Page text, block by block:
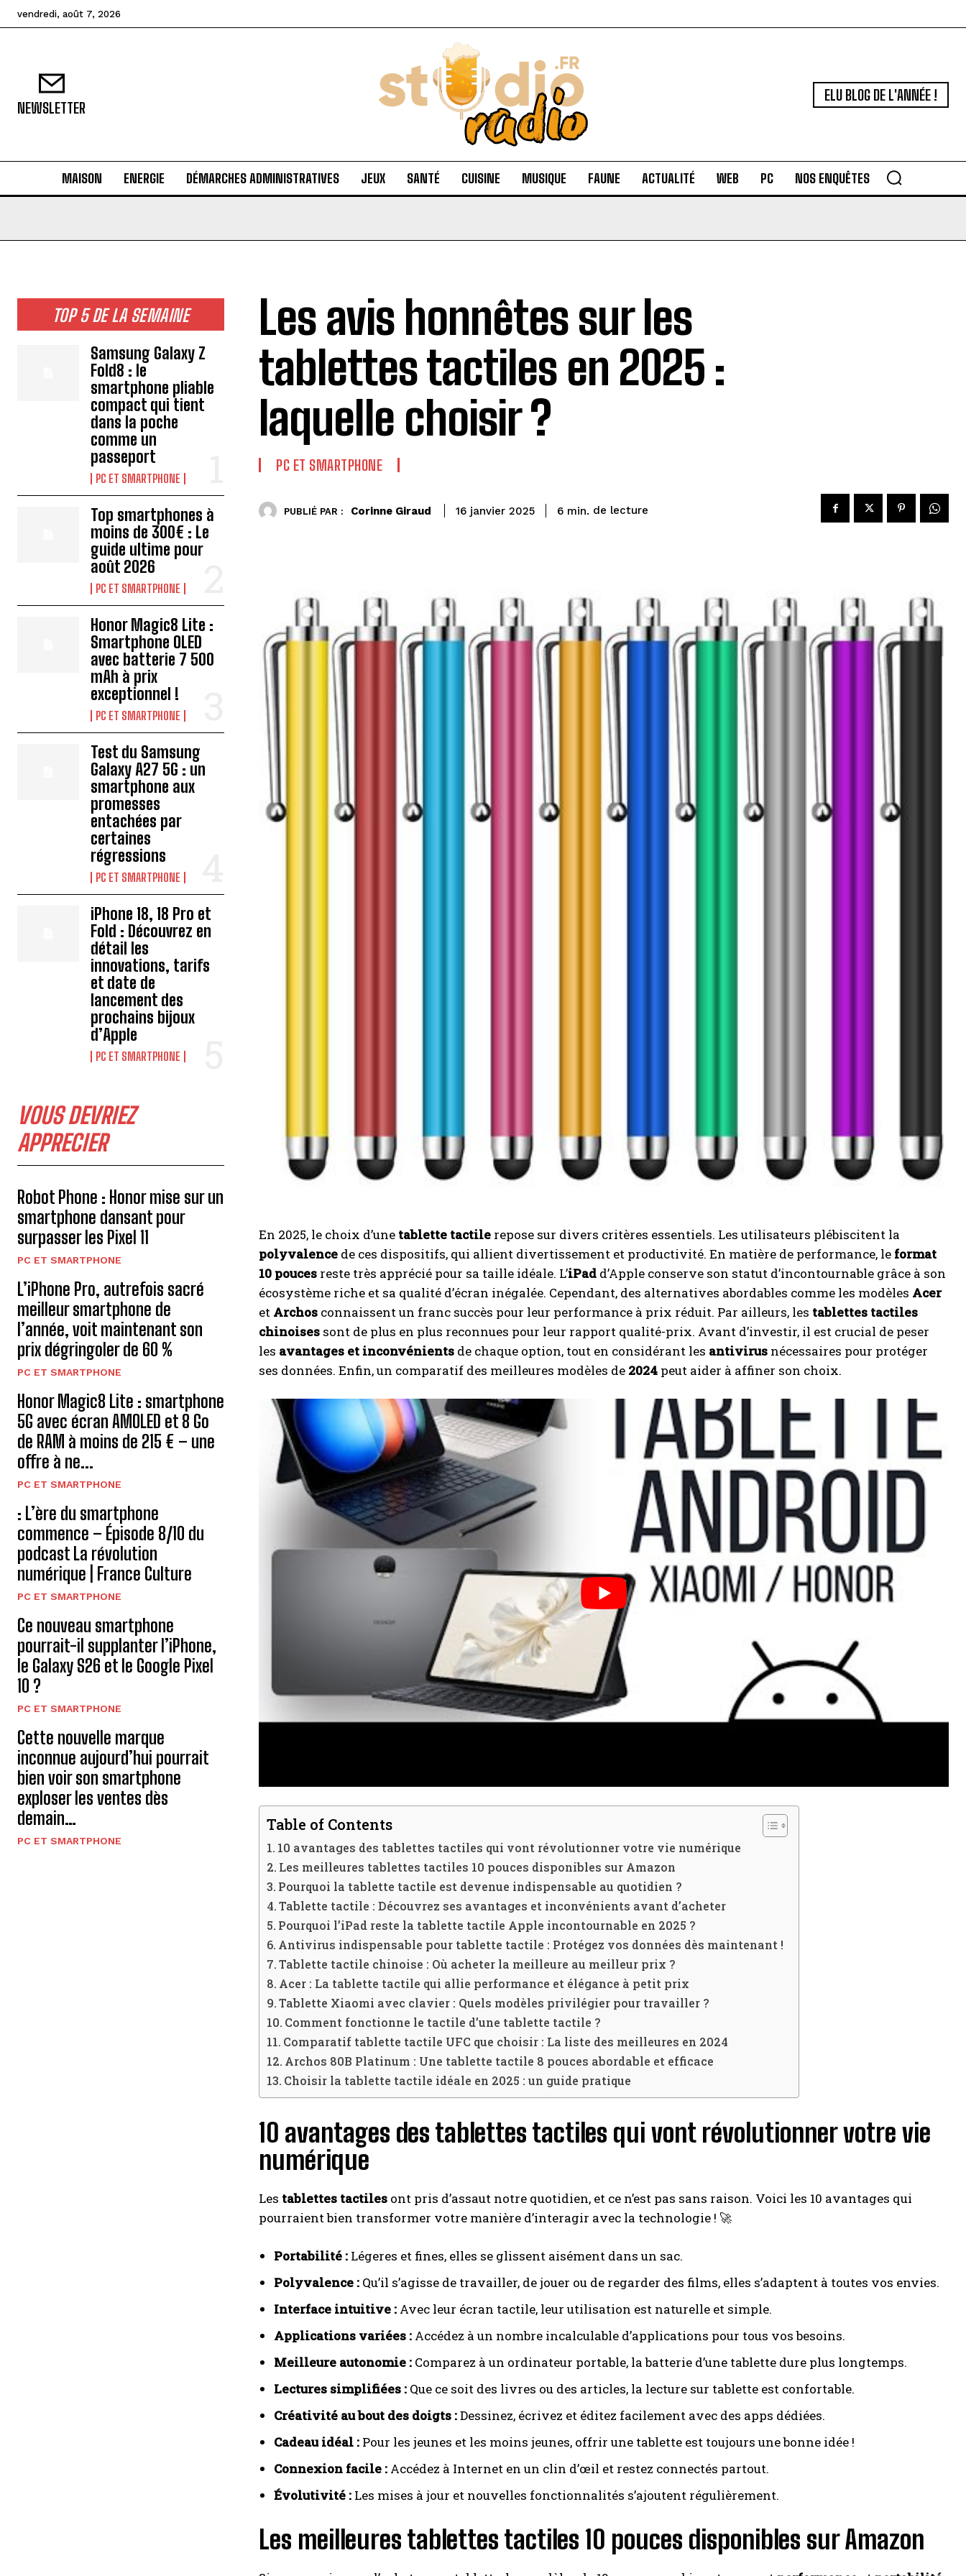
I WANT IN
I've read and accept the
A LIRE : Les meilleurs logiciels éducatifs pour enfants et
élèves: lesquels sont vraiment efficaces ?
vendredi, août 7, 2026
NEWSLETTER
ELU BLOG DE L'ANNÉE !
MAISON ENERGIE DÉMARCHES ADMINISTRATIVES JEUX SANTÉ CUISINE MUSIQUE FAUNE ACTUALITÉ WEB PC NOS ENQUÊTES
TOP 5 DE LA SEMAINE
Samsung Galaxy Z
Fold8 : le
smartphone pliable
compact qui tient
dans la poche
comme un
passeport
PC ET SMARTPHONE
Top smartphones à
moins de 300€ : Le
guide ultime pour
août 2026
PC ET SMARTPHONE
Honor Magic8 Lite :
Smartphone OLED
avec batterie 7 500
mAh à prix
exceptionnel !
PC ET SMARTPHONE
Test du Samsung
Galaxy A27 5G : un
smartphone aux
promesses
entachées par
certaines
régressions
PC ET SMARTPHONE
iPhone 18, 18 Pro et
Fold : Découvrez en
détail les
innovations, tarifs
et date de
lancement des
prochains bijoux
d’Apple
PC ET SMARTPHONE
VOUS DEVRIEZ
APPRECIER
Robot Phone : Honor mise sur un
smartphone dansant pour
surpasser les Pixel 11
PC ET SMARTPHONE
L’iPhone Pro, autrefois sacré
meilleur smartphone de
l’année, voit maintenant son
prix dégringoler de 60 %
PC ET SMARTPHONE
Honor Magic8 Lite : smartphone
5G avec écran AMOLED et 8 Go
de RAM à moins de 215 € – une
offre à ne...
PC ET SMARTPHONE
: L’ère du smartphone
commence – Épisode 8/10 du
podcast La révolution
numérique | France Culture
PC ET SMARTPHONE
Ce nouveau smartphone
pourrait-il supplanter l’iPhone,
le Galaxy S26 et le Google Pixel
10 ?
PC ET SMARTPHONE
Cette nouvelle marque
inconnue aujourd’hui pourrait
bien voir son smartphone
exploser les ventes dès
demain…
PC ET SMARTPHONE
Les avis honnêtes sur les
tablettes tactiles en 2025 :
laquelle choisir ?
PC ET SMARTPHONE
PUBLIÉ PAR : Corinne Giraud 16 janvier 2025 6 min. de lecture
En 2025, le choix d’une tablette tactile repose sur divers critères essentiels. Les utilisateurs plébiscitent la
polyvalence de ces dispositifs, qui allient divertissement et productivité. En matière de performance, le format
10 pouces reste très apprécié pour sa taille idéale. L’iPad d’Apple conserve son statut d’incontournable grâce à son
écosystème riche et sa qualité d’écran inégalée. Cependant, des alternatives abordables comme les modèles Acer
et Archos connaissent un franc succès pour leur performance à prix réduit. Par ailleurs, les tablettes tactiles
chinoises sont de plus en plus reconnues pour leur rapport qualité-prix. Avant d’investir, il est crucial de peser
les avantages et inconvénients de chaque option, tout en considérant les antivirus nécessaires pour protéger
ses données. Enfin, un comparatif des meilleures modèles de 2024 peut aider à affiner son choix.
Table of Contents
10 avantages des tablettes tactiles qui vont révolutionner votre vie numérique
Les meilleures tablettes tactiles 10 pouces disponibles sur Amazon
Pourquoi la tablette tactile est devenue indispensable au quotidien ?
Tablette tactile : Découvrez ses avantages et inconvénients avant d’acheter
Pourquoi l’iPad reste la tablette tactile Apple incontournable en 2025 ?
Antivirus indispensable pour tablette tactile : Protégez vos données dès maintenant !
Tablette tactile chinoise : Où acheter la meilleure au meilleur prix ?
Acer : La tablette tactile qui allie performance et élégance à petit prix
Tablette Xiaomi avec clavier : Quels modèles privilégier pour travailler ?
Comment fonctionne le tactile d’une tablette tactile ?
Comparatif tablette tactile UFC que choisir : La liste des meilleures en 2024
Archos 80B Platinum : Une tablette tactile 8 pouces abordable et efficace
Choisir la tablette tactile idéale en 2025 : un guide pratique
10 avantages des tablettes tactiles qui vont révolutionner votre vie
numérique
Les tablettes tactiles ont pris d’assaut notre quotidien, et ce n’est pas sans raison. Voici les 10 avantages qui
pourraient bien transformer votre manière d’interagir avec la technologie ! 🚀
Portabilité : Légeres et fines, elles se glissent aisément dans un sac.
Polyvalence : Qu’il s’agisse de travailler, de jouer ou de regarder des films, elles s’adaptent à toutes vos envies.
Interface intuitive : Avec leur écran tactile, leur utilisation est naturelle et simple.
Applications variées : Accédez à un nombre incalculable d’applications pour tous vos besoins.
Meilleure autonomie : Comparez à un ordinateur portable, la batterie d’une tablette dure plus longtemps.
Lectures simplifiées : Que ce soit des livres ou des articles, la lecture sur tablette est confortable.
Créativité au bout des doigts :Dessinez, écrivez et éditez facilement avec des apps dédiées.
Cadeau idéal : Pour les jeunes et les moins jeunes, offrir une tablette est toujours une bonne idée !
Connexion facile : Accédez à Internet en un clin d’œil et restez connectés partout.
Évolutivité : Les mises à jour et nouvelles fonctionnalités s’ajoutent régulièrement.
Les meilleures tablettes tactiles 10 pouces disponibles sur Amazon